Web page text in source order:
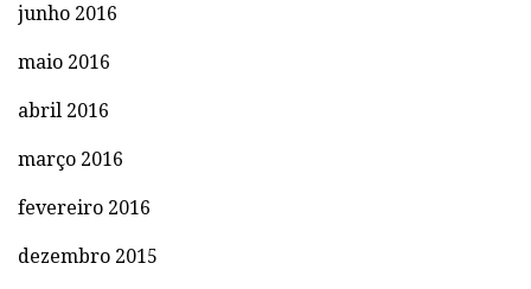
junho 2016
maio 2016
abril 2016
março 2016
fevereiro 2016
dezembro 2015